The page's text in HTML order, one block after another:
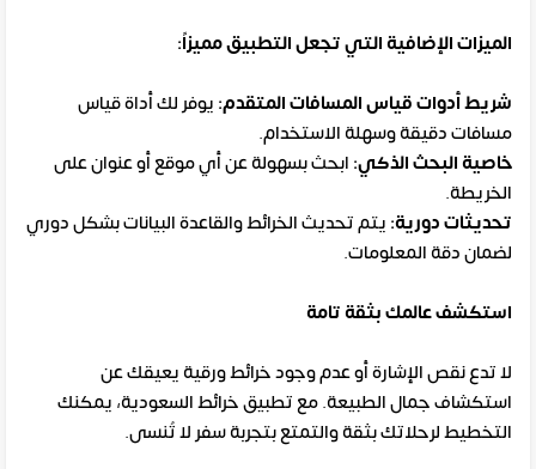
الميزات الإضافية التي تجعل التطبيق مميزاً:
شريط أدوات قياس المسافات المتقدم: يوفر لك أداة قياس
مسافات دقيقة وسهلة الاستخدام.
خاصية البحث الذكي: ابحث بسهولة عن أي موقع أو عنوان على
الخريطة.
تحديثات دورية: يتم تحديث الخرائط والقاعدة البيانات بشكل دوري
لضمان دقة المعلومات.
استكشف عالمك بثقة تامة
لا تدع نقص الإشارة أو عدم وجود خرائط ورقية يعيقك عن
استكشاف جمال الطبيعة. مع تطبيق خرائط السعودية، يمكنك
التخطيط لرحلاتك بثقة والتمتع بتجربة سفر لا تُنسى.